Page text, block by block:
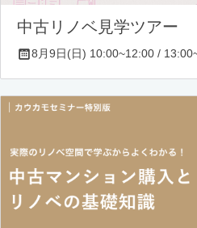
中古リノベ見学ツアー
8月9日(日) 10:00~12:00 /